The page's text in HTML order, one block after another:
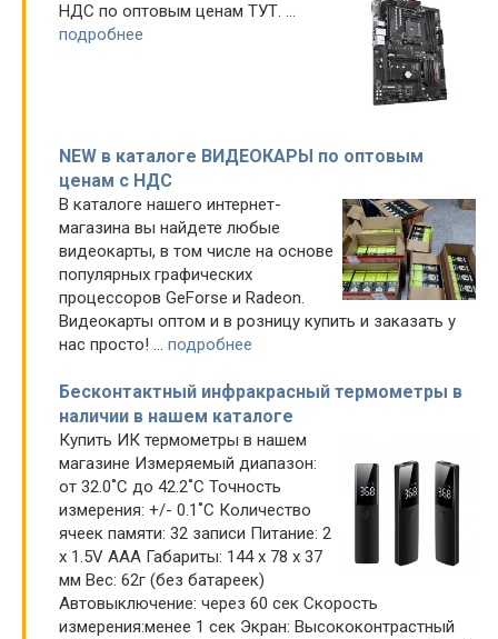
НДС по оптовым ценам ТУТ. ...
подробнее
NEW в каталоге ВИДЕОКАРЫ по оптовым
ценам с НДС
В каталоге нашего интернет-
магазина вы найдете любые
видеокарты, в том числе на основе
популярных графических
процессоров GeForse и Radeon.
Видеокарты оптом и в розницу купить и заказать у
нас просто! ... подробнее
Бесконтактный инфракрасный термометры в
наличии в нашем каталоге
Купить ИК термометры в нашем
магазине Измеряемый диапазон:
от 32.0˚С до 42.2˚С Точность
измерения: +/- 0.1˚С Количество
ячеек памяти: 32 записи Питание: 2
х 1.5V ААА Габариты: 144 х 78 х 37
мм Вес: 62г (без батареек)
Автовыключение: через 60 сек Скорость
измерения:менее 1 сек Экран: Высококонтрастный